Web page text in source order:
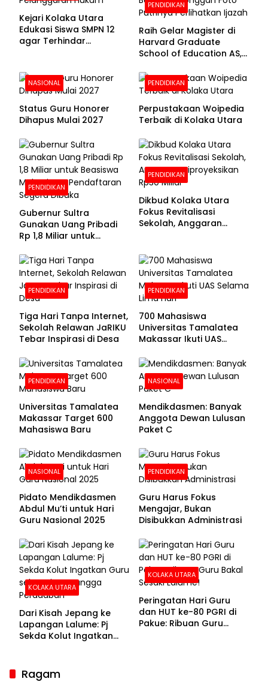
Kejari Kolaka Utara
Edukasi Siswa SMPN 12
agar Terhindar
PENDIDIKAN
Raih Gelar Magister di
Harvard Graduate
School of Education AS,
Foto Putrinya Perlihatkan
Ijazah
NASIONAL
Status Guru Honorer
Dihapus Mulai 2027
PENDIDIKAN
Perpustakaan Woipedia
Terbaik di Kolaka Utara
PENDIDIKAN
Gubernur Sultra
Gunakan Uang Pribadi
Rp 1,8 Miliar untuk
Pendaftaran Segera
Dibuka
PENDIDIKAN
Dikbud Kolaka Utara
Fokus Revitalisasi
Sekolah, Anggaran
PENDIDIKAN
Tiga Hari Tanpa Internet,
Sekolah Relawan JaRIKU
Tebar Inspirasi di Desa
PENDIDIKAN
700 Mahasiswa
Universitas Tamalatea
Makassar Ikuti UAS
PENDIDIKAN
Universitas Tamalatea
Makassar Target 600
Mahasiswa Baru
NASIONAL
Mendikdasmen: Banyak
Anggota Dewan Lulusan
Paket C
NASIONAL
Pidato Mendikdasmen
Abdul Mu’ti untuk Hari
Guru Nasional 2025
PENDIDIKAN
Guru Harus Fokus
Mengajar, Bukan
Disibukkan Administrasi
KOLAKA UTARA
Dari Kisah Jepang ke
Lapangan Lalume: Pj
Sekda Kolut Ingatkan
KOLAKA UTARA
Peringatan Hari Guru
dan HUT ke-80 PGRI di
Pakue: Ribuan Guru
Ragam
Sekda Kolaka Utara Hadiri RUPSLB BPR Bahteramas,